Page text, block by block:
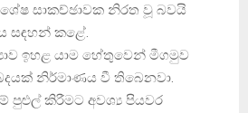
සාකච්ඡාවක නිරත වූ බවයි
සඳහන් කළේ.
ඉහළ යාම හේතුවෙන් මීගමුව
නිර්මාණය වී තිබෙනවා.
පුළුල් කිරීමට අවශ්‍ය පියවර